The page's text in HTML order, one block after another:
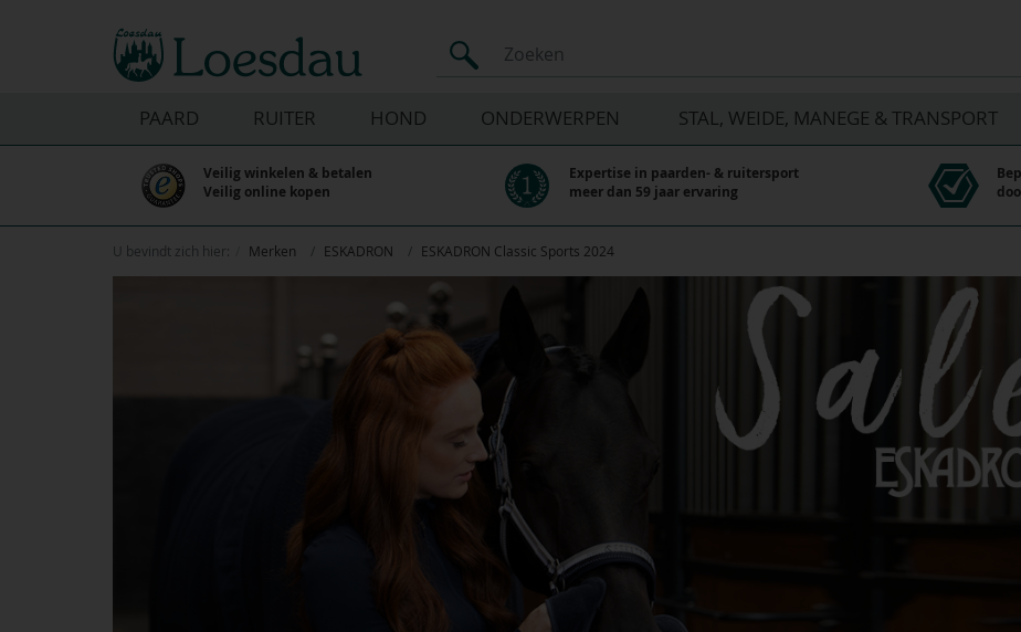
PAARD RUITER HOND ONDERWERPEN STAL, WEIDE, MANEGE & TRANSPORT
Veilig winkelen & betalen
Veilig online kopen
Expertise in paarden- & ruitersport
meer dan 59 jaar ervaring
U bevindt zich hier: Merken ESKADRON ESKADRON Classic Sports 2024